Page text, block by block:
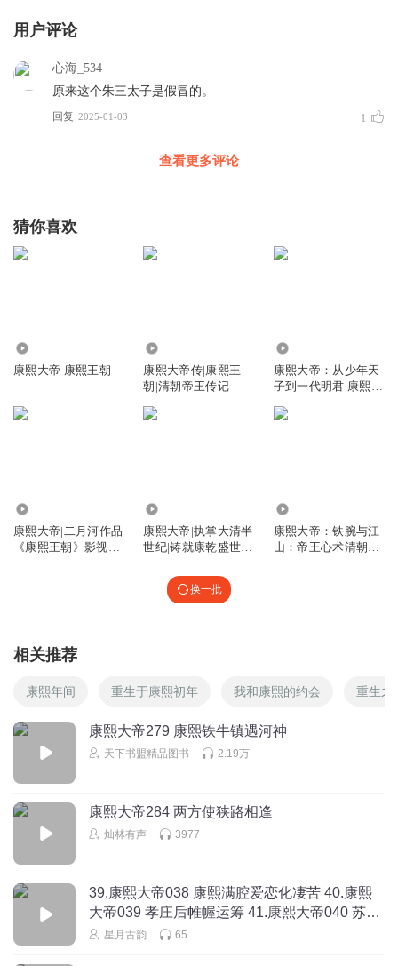
用户评论
心海_534
原来这个朱三太子是假冒的。
回复 2025-01-03 1
查看更多评论
猜你喜欢
康熙大帝 康熙王朝
康熙大帝传|康熙王
朝|清朝帝王传记
康熙大帝：从少年天
子到一代明君|康熙王
康熙大帝|二月河作品
《康熙王朝》影视原
康熙大帝|执掌大清半
世纪|铸就康乾盛世|
康熙大帝：铁腕与江
山：帝王心术清朝康
换一批
相关推荐
康熙年间 重生于康熙初年 我和康熙的约会 重生之
康熙大帝279 康熙铁牛镇遇河神
天下书盟精品图书 2.19万
康熙大帝284 两方使狭路相逢
灿林有声 3977
39.康熙大帝038 康熙满腔爱恋化凄苦 40.康熙
大帝039 孝庄后帷幄运筹 41.康熙大帝040 苏麻
解惑康熙顿悟 42.康熙大帝041 魏虎臣途中遇旧
星月古韵 65